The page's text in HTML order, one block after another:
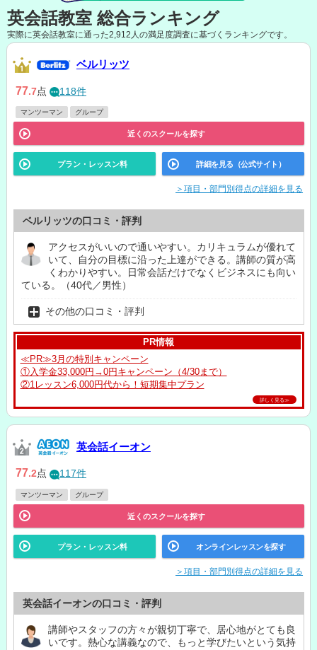
英会話教室 総合ランキング
実際に英会話教室に通った2,912人の満足度調査に基づくランキングです。
ベルリッツ
77.7点 118件
マンツーマン グループ
近くのスクールを探す
プラン・レッスン料 詳細を見る（公式サイト）
＞項目・部門別得点の詳細を見る
ベルリッツの口コミ・評判
アクセスがいいので通いやすい。カリキュラムが優れて
いて、自分の目標に沿った上達ができる。講師の質が高
くわかりやすい。日常会話だけでなくビジネスにも向い
ている。（40代／男性）
その他の口コミ・評判
PR情報
≪PR≫3月の特別キャンペーン
①入学金33,000円→0円キャンペーン（4/30まで）
②1レッスン6,000円代から！短期集中プラン
詳しく見る≫
英会話イーオン
77.2点 117件
マンツーマン グループ
近くのスクールを探す
プラン・レッスン料 オンラインレッスンを探す
＞項目・部門別得点の詳細を見る
英会話イーオンの口コミ・評判
講師やスタッフの方々が親切丁寧で、居心地がとても良
いです。熱心な講義なので、もっと学びたいという気持